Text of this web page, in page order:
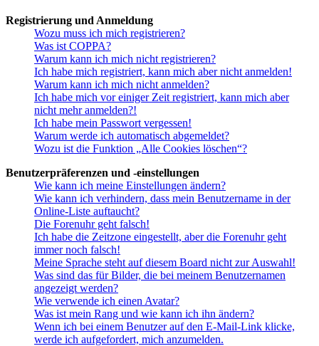
Registrierung und Anmeldung
Wozu muss ich mich registrieren?
Was ist COPPA?
Warum kann ich mich nicht registrieren?
Ich habe mich registriert, kann mich aber nicht anmelden!
Warum kann ich mich nicht anmelden?
Ich habe mich vor einiger Zeit registriert, kann mich aber
nicht mehr anmelden?!
Ich habe mein Passwort vergessen!
Warum werde ich automatisch abgemeldet?
Wozu ist die Funktion „Alle Cookies löschen“?
Benutzerpräferenzen und -einstellungen
Wie kann ich meine Einstellungen ändern?
Wie kann ich verhindern, dass mein Benutzername in der
Online-Liste auftaucht?
Die Forenuhr geht falsch!
Ich habe die Zeitzone eingestellt, aber die Forenuhr geht
immer noch falsch!
Meine Sprache steht auf diesem Board nicht zur Auswahl!
Was sind das für Bilder, die bei meinem Benutzernamen
angezeigt werden?
Wie verwende ich einen Avatar?
Was ist mein Rang und wie kann ich ihn ändern?
Wenn ich bei einem Benutzer auf den E-Mail-Link klicke,
werde ich aufgefordert, mich anzumelden.